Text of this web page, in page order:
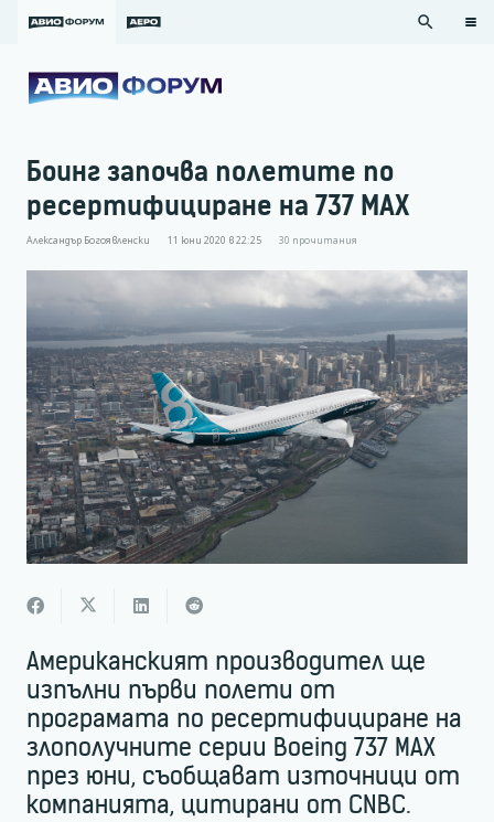
search
Боинг започва полетите по
ресертифициране на 737 MAX
Александър Богоявленски 11 юни 2020 в 22:25 30 прочитания
Американският производител ще
изпълни първи полети от
програмата по ресертифициране на
злополучните серии Boeing 737 MAX
през юни, съобщават източници от
компанията, цитирани от CNBC.